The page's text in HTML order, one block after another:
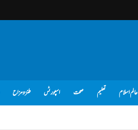
عالم اسلام تعلیم صحت اسپورٹس طنز و مزاح